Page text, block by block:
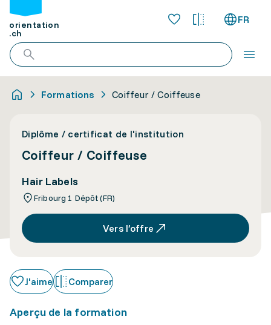
orientation
.ch
FR
Formations Coiffeur / Coiffeuse
Diplôme / certificat de l'institution
Coiffeur / Coiffeuse
Hair Labels
Fribourg 1 Dépôt (FR)
Vers l’offre
J'aime Comparer
Aperçu de la formation